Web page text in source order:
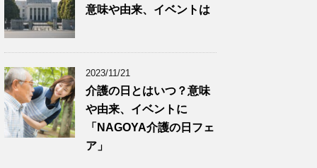
意味や由来、イベントは
2023/11/21
介護の日とはいつ？意味
や由来、イベントに
「NAGOYA介護の日フェ
ア」